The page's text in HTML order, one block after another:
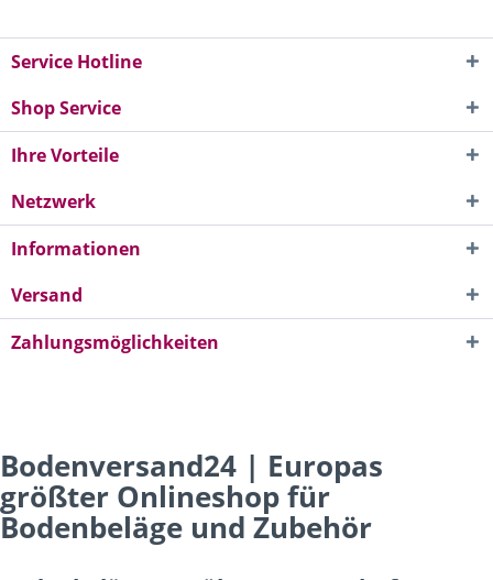
Service Hotline
Shop Service
Ihre Vorteile
Netzwerk
Informationen
Versand
Zahlungsmöglichkeiten
Bodenversand24 | Europas
größter Onlineshop für
Bodenbeläge und Zubehör